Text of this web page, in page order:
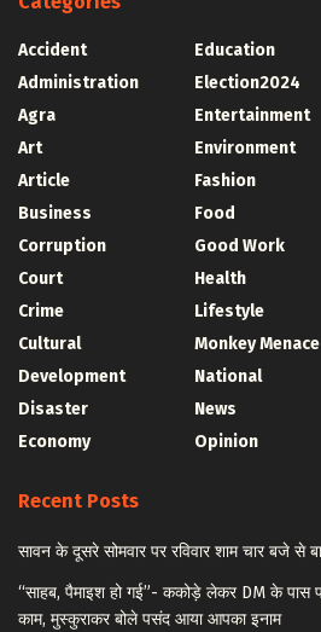
Accident
Administration
Agra
Art
Article
Business
Corruption
Court
Crime
Cultural
Development
Disaster
Economy
Education
Election2024
Entertainment
Environment
Fashion
Food
Good Work
Health
Lifestyle
Monkey Menace
National
News
Opinion
Recent Posts
सावन के दूसरे सोमवार पर रविवार शाम चार बजे से
“साहब, पैमाइश हो गई”- ककोड़े लेकर DM के पास
काम, मुस्कुराकर बोले पसंद आया आपका इनाम